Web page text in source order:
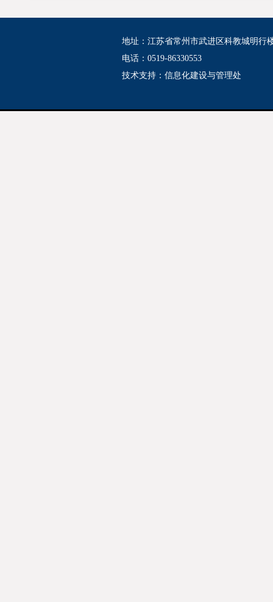
地址：江苏省常州市武进区科教城明行
电话：0519-86330553
技术支持： 信息化建设与管理处